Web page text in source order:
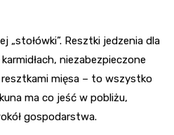
„stołówki”. Resztki jedzenia dla
niezabezpieczone
mięsa – to wszystko
ma co jeść w pobliżu,
gospodarstwa.